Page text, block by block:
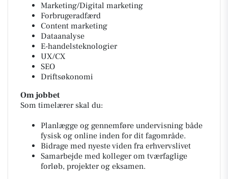
Marketing/Digital marketing
Forbrugeradfærd
Content marketing
Dataanalyse
E-handelsteknologier
UX/CX
SEO
Driftsøkonomi
Om jobbet
Som timelærer skal du:
Planlægge og gennemføre undervisning både
fysisk og online inden for dit fagområde.
Bidrage med nyeste viden fra erhvervslivet
Samarbejde med kolleger om tværfaglige
forløb, projekter og eksamen.